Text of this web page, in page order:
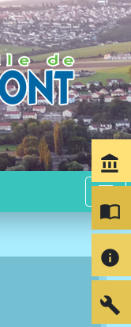
menu
account_balance
import_contacts
info
build